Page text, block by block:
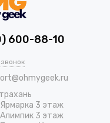
600-88-10
3 этаж
3 этаж